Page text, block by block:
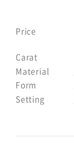
Price
Carat
Material
Form
Setting